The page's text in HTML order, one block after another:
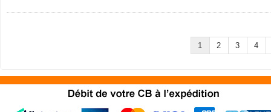
1 2 3 4